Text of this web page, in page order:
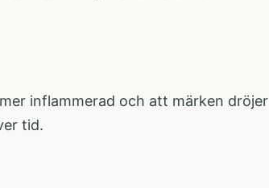
inflammerad och att märken dröjer
tid.